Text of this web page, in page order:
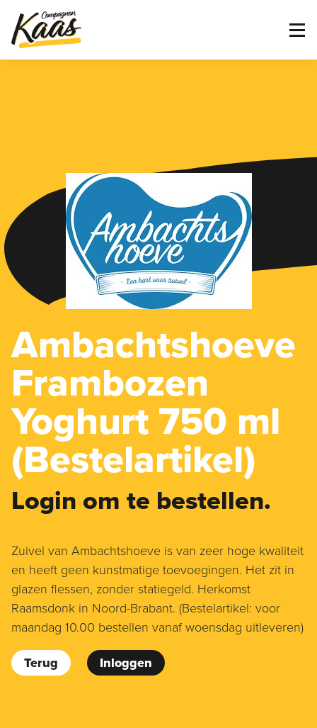
Ambachtshoeve
Frambozen
Yoghurt 750 ml
(Bestelartikel)
Login om te bestellen.
Zuivel van Ambachtshoeve is van zeer hoge kwaliteit
en heeft geen kunstmatige toevoegingen. Het zit in
glazen flessen, zonder statiegeld. Herkomst
Raamsdonk in Noord-Brabant. (Bestelartikel: voor
maandag 10.00 bestellen vanaf woensdag uitleveren)
Terug Inloggen